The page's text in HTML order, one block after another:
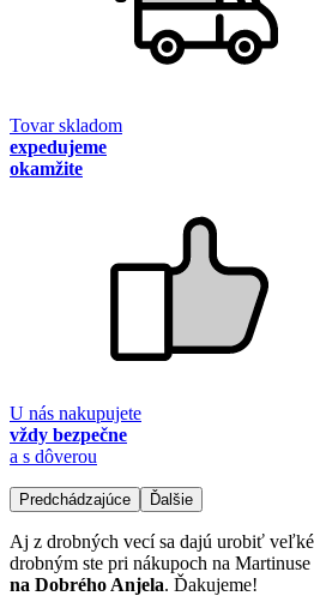
Tovar skladom
expedujeme
okamžite
U nás nakupujete
vždy bezpečne
a s dôverou
Predchádzajúce Ďalšie
Aj z drobných vecí sa dajú urobiť
drobným ste pri nákupoch na
na Dobrého Anjela. Ďakujeme!